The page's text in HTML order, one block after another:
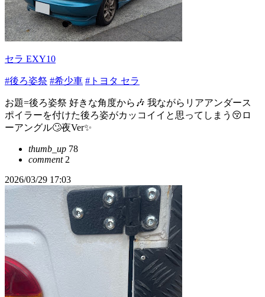
セラ EXY10
#後ろ姿祭 #希少車 #トヨタ セラ
お題=後ろ姿祭 好きな角度から🎶 我ながらリアアンダース
ポイラーを付けた後ろ姿がカッコイイと思ってしまう😚ロ
ーアングル🙄夜Ver✨
thumb_up 78
comment2
2026/03/29 17:03